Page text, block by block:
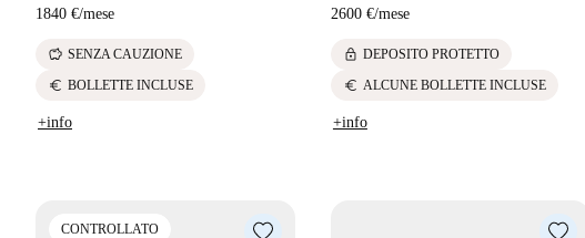
1840 €/mese
savings SENZA CAUZIONE
euro BOLLETTE INCLUSE
+info
2600 €/mese
lock DEPOSITO PROTETTO
euro ALCUNE BOLLETTE INCLUSE
+info
CONTROLLATO